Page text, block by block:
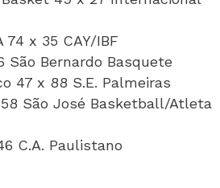
74 x 35 CAY/IBF
São Bernardo Basquete
47 x 88 S.E. Palmeiras
58 São José Basketball/Atleta
C.A. Paulistano